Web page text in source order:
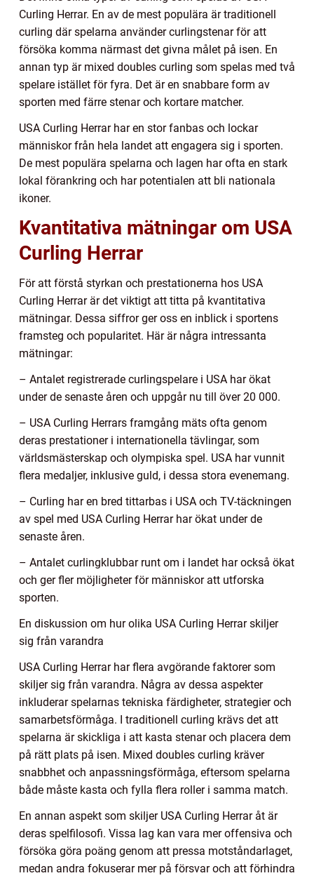
Curling Herrar. En av de mest populära är traditionell
curling där spelarna använder curlingstenar för att
försöka komma närmast det givna målet på isen. En
annan typ är mixed doubles curling som spelas med två
spelare istället för fyra. Det är en snabbare form av
sporten med färre stenar och kortare matcher.
USA Curling Herrar har en stor fanbas och lockar
människor från hela landet att engagera sig i sporten.
De mest populära spelarna och lagen har ofta en stark
lokal förankring och har potentialen att bli nationala
ikoner.
Kvantitativa mätningar om USA
Curling Herrar
För att förstå styrkan och prestationerna hos USA
Curling Herrar är det viktigt att titta på kvantitativa
mätningar. Dessa siffror ger oss en inblick i sportens
framsteg och popularitet. Här är några intressanta
mätningar:
– Antalet registrerade curlingspelare i USA har ökat
under de senaste åren och uppgår nu till över 20 000.
– USA Curling Herrars framgång mäts ofta genom
deras prestationer i internationella tävlingar, som
världsmästerskap och olympiska spel. USA har vunnit
flera medaljer, inklusive guld, i dessa stora evenemang.
– Curling har en bred tittarbas i USA och TV-täckningen
av spel med USA Curling Herrar har ökat under de
senaste åren.
– Antalet curlingklubbar runt om i landet har också ökat
och ger fler möjligheter för människor att utforska
sporten.
En diskussion om hur olika USA Curling Herrar skiljer
sig från varandra
USA Curling Herrar har flera avgörande faktorer som
skiljer sig från varandra. Några av dessa aspekter
inkluderar spelarnas tekniska färdigheter, strategier och
samarbetsförmåga. I traditionell curling krävs det att
spelarna är skickliga i att kasta stenar och placera dem
på rätt plats på isen. Mixed doubles curling kräver
snabbhet och anpassningsförmåga, eftersom spelarna
både måste kasta och fylla flera roller i samma match.
En annan aspekt som skiljer USA Curling Herrar åt är
deras spelfilosofi. Vissa lag kan vara mer offensiva och
försöka göra poäng genom att pressa motståndarlaget,
medan andra fokuserar mer på försvar och att förhindra